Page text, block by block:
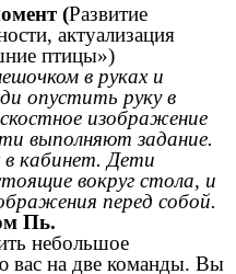
(Развитие
актуализация
птицы»)
в руках и
опустить руку в
изображение
выполняют задание.
в кабинет. Дети
вокруг стола, и
перед собой.
Пь.
небольшое
вас на две команды. Вы